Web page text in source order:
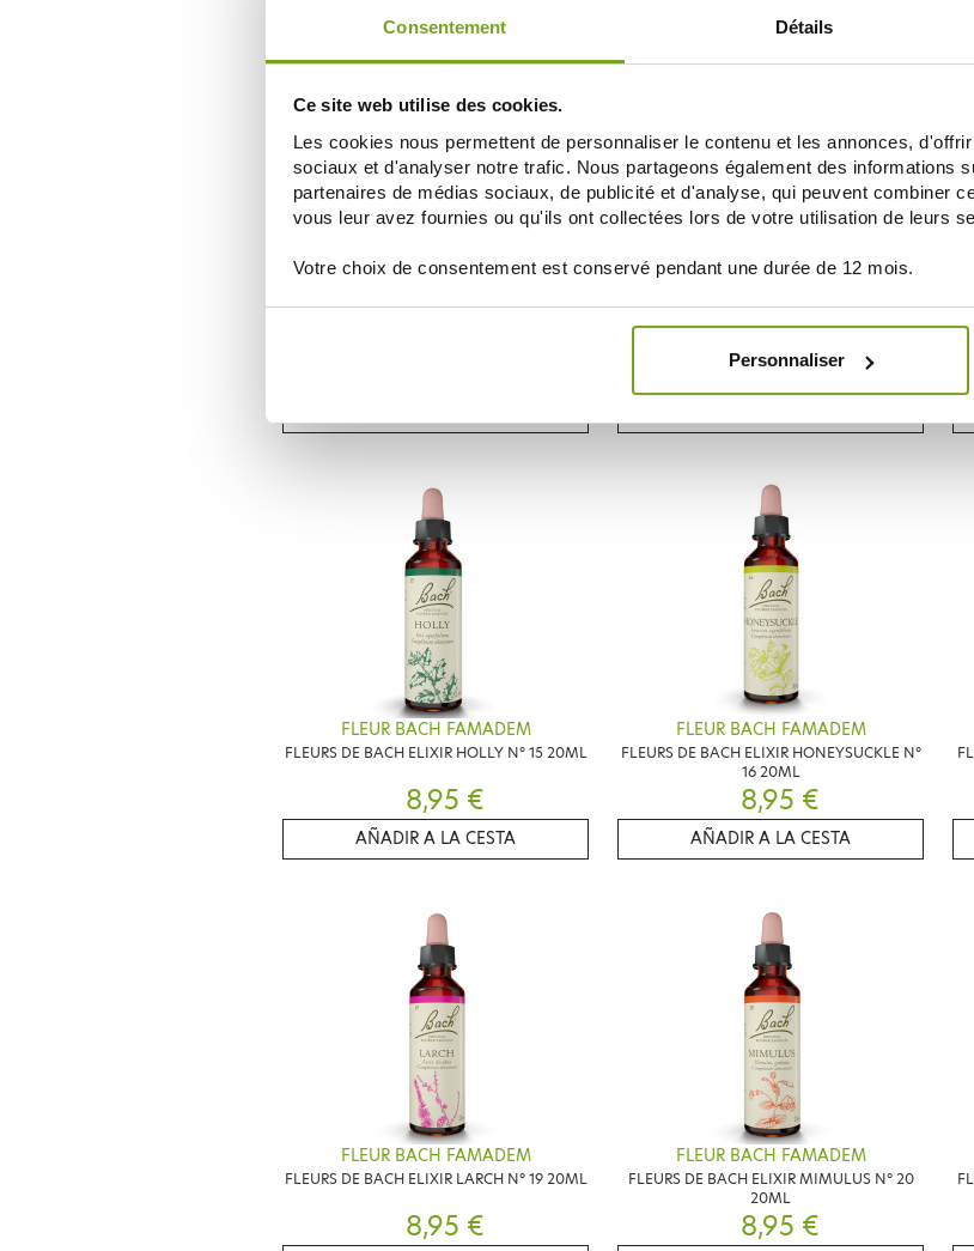
Consentement Détails
Ce site web utilise des cookies.
Les cookies nous permettent de personnaliser le contenu et les annonces,
sociaux et d'analyser notre trafic. Nous partageons également des informations
partenaires de médias sociaux, de publicité et d'analyse, qui peuvent combiner
vous leur avez fournies ou qu'ils ont collectées lors de votre utilisation de leurs
Votre choix de consentement est conservé pendant une durée de 12 mois.
Personnaliser
FLEUR BACH FAMADEM FLEUR BACH FAMADEM
FLEURS DE BACH ELIXIR GENTIANE N° 12
8,95 €
FLEUR BACH FAMADEM
FLEURS DE BACH ELIXIR HOLLY N° 15 20ML
8,95 €
AÑADIR A LA CESTA
FLEUR BACH FAMADEM
FLEURS DE BACH ELIXIR HONEYSUCKLE N°
16 20ML
8,95 €
AÑADIR A LA CESTA
FLEUR BACH FAMADEM
FLEURS DE BACH ELIXIR LARCH N° 19 20ML
8,95 €
FLEUR BACH FAMADEM
FLEURS DE BACH ELIXIR MIMULUS N° 20
20ML
8,95 €